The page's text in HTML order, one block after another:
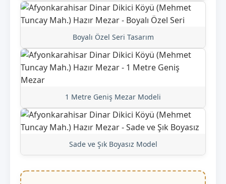
Boyalı Özel Seri Tasarım
1 Metre Geniş Mezar Modeli
Sade ve Şık Boyasız Model